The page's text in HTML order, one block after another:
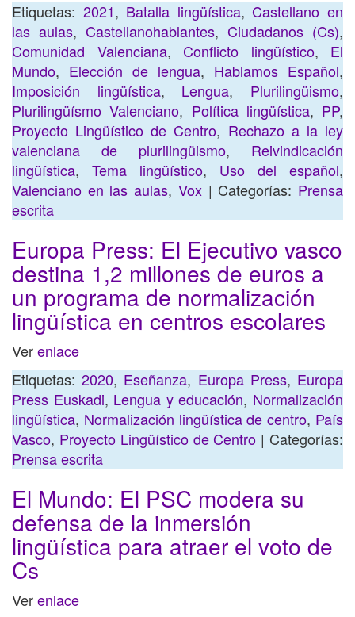
Etiquetas: 2021, Batalla lingüística,Castellano en
las aulas, Castellanohablantes, Ciudadanos (Cs),
Comunidad Valenciana, Conflicto lingüístico, El
Mundo, Elección de lengua, Hablamos Español,
Imposición lingüística, Lengua, Plurilingüismo,
Plurilingüísmo Valenciano, Política lingüística, PP,
Proyecto Lingüístico de Centro, Rechazo a la ley
valenciana de plurilingüismo, Reivindicación
lingüística, Tema lingüístico, Uso del español,
Valenciano en las aulas, Vox| Categorías: Prensa
escrita
Europa Press: El Ejecutivo vasco
destina 1,2 millones de euros a
un programa de normalización
lingüística en centros escolares
Verenlace
Etiquetas:2020, Eseñanza, Europa Press, Europa
Press Euskadi, Lengua y educación, Normalización
lingüística, Normalización lingüística de centro, País
Vasco, Proyecto Lingüístico de Centro | Categorías:
Prensa escrita
El Mundo: El PSC modera su
defensa de la inmersión
lingüística para atraer el voto de
Cs
Verenlace